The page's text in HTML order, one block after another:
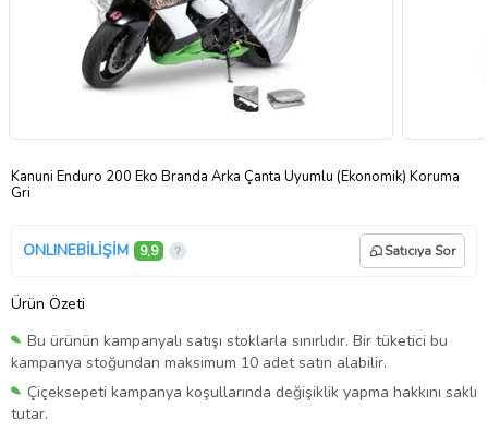
Kanuni Enduro 200 Eko Branda Arka Çanta Uyumlu (Ekonomik) Koruma
Gri
ONLINEBİLİŞİM 9,9 Satıcıya Sor
Ürün Özeti
Bu ürünün kampanyalı satışı stoklarla sınırlıdır. Bir tüketici bu
kampanya stoğundan maksimum 10 adet satın alabilir.
Çiçeksepeti kampanya koşullarında değişiklik yapma hakkını saklı
tutar.